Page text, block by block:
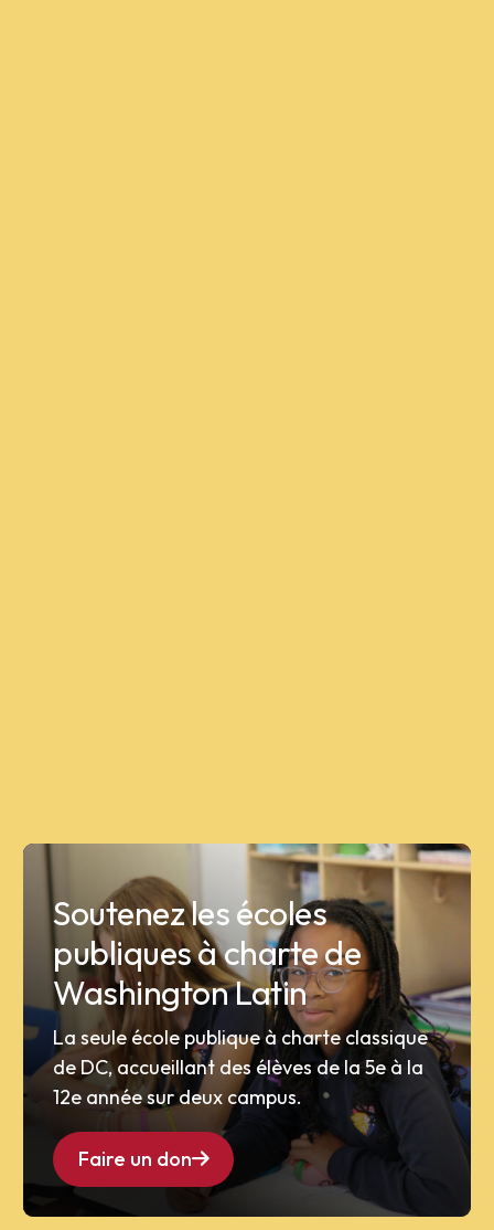
Soutenez les écoles
publiques à charte de
Washington Latin
La seule école publique à charte classique
de DC, accueillant des élèves de la 5e à la
12e année sur deux campus.
Faire un don